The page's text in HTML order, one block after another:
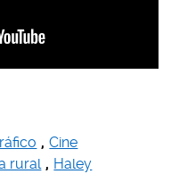
, Cine
rural , Haley